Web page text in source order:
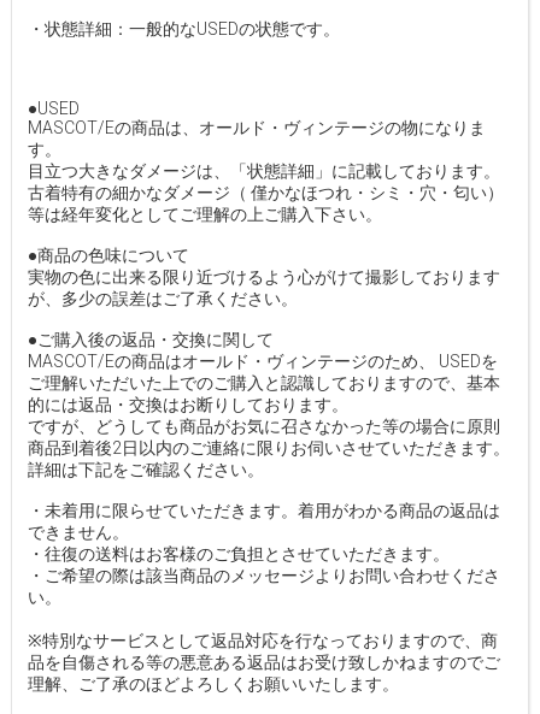
・状態詳細：一般的なUSEDの状態です。
●USED
MASCOT/Eの商品は、オールド・ヴィンテージの物になりま
す。
目立つ大きなダメージは、「状態詳細」に記載しております。
古着特有の細かなダメージ（ 僅かなほつれ・シミ・穴・匂い）
等は経年変化としてご理解の上ご購入下さい。
●商品の色味について
実物の色に出来る限り近づけるよう心がけて撮影しております
が、多少の誤差はご了承ください。
●ご購入後の返品・交換に関して
MASCOT/Eの商品はオールド・ヴィンテージのため、 USEDを
ご理解いただいた上でのご購入と認識しておりますので、基本
的には返品・交換はお断りしております。
ですが、どうしても商品がお気に召さなかった等の場合に原則
商品到着後2日以内のご連絡に限りお伺いさせていただきます。
詳細は下記をご確認ください。
・未着用に限らせていただきます。着用がわかる商品の返品は
できません。
・往復の送料はお客様のご負担とさせていただきます。
・ご希望の際は該当商品のメッセージよりお問い合わせくださ
い。
※特別なサービスとして返品対応を行なっておりますので、商
品を自傷される等の悪意ある返品はお受け致しかねますのでご
理解、ご了承のほどよろしくお願いいたします。